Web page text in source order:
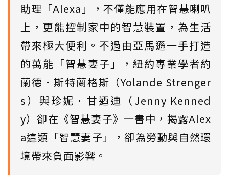
助理「Alexa」，不僅能應用在智慧喇叭
上，更能控制家中的智慧裝置，為生活
帶來極大便利。不過由亞馬遜一手打造
的萬能「智慧妻子」，紐約專業學者約
蘭德．斯特蘭格斯（Yolande Strenger
s）與珍妮．甘迺迪（Jenny Kenned
y）卻在《智慧妻子》一書中，揭露Alex
a這類「智慧妻子」，卻為勞動與自然環
境帶來負面影響。